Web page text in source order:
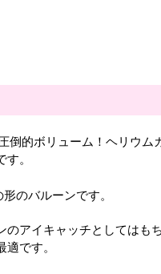
倒的ボリューム！ヘリウム
。
のバルーンです。
のアイキャッチとしてはも
です。